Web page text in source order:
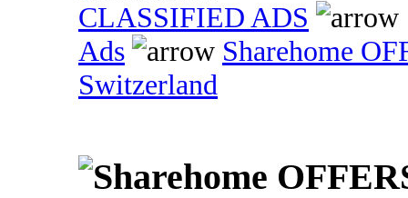
CLASSIFIED ADS
Ads
Sharehome
Switzerland